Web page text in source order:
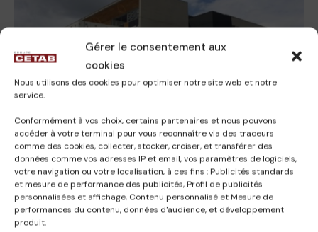
Gérer le consentement aux
cookies
Nous utilisons des cookies pour optimiser notre site web et notre
service.
Conformément à vos choix, certains partenaires et nous pouvons
accéder à votre terminal pour vous reconnaître via des traceurs
comme des cookies, collecter, stocker, croiser, et transférer des
données comme vos adresses IP et email, vos paramètres de logiciels,
votre navigation ou votre localisation, à ces fins : Publicités standards
et mesure de performance des publicités, Profil de publicités
personnalisées et affichage, Contenu personnalisé et Mesure de
performances du contenu, données d'audience, et développement
produit.
BÂTIMENT ODONTOLOGIE UNIVERSITÉ DE
BORDEAUX SEGALEN (33)
Rôle de CETAB :
MOE + Infrastructures, structures et équipements